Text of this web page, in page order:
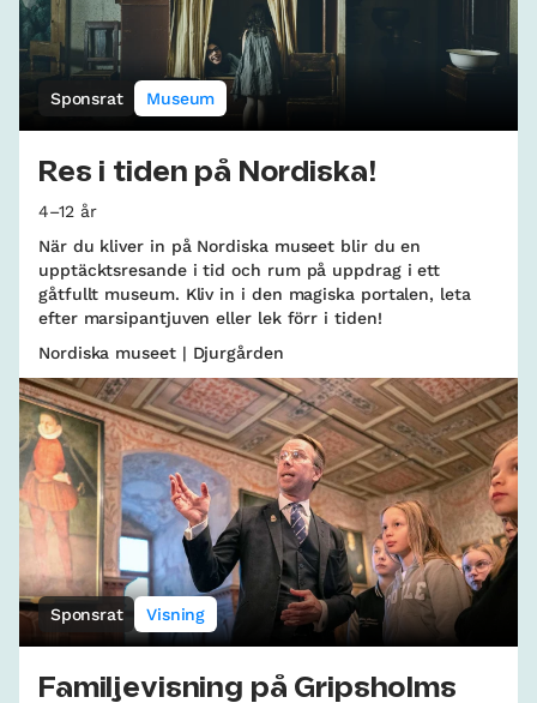
Sponsrat Museum
Res i tiden på Nordiska!
4–12 år
När du kliver in på Nordiska museet blir du en
upptäcktsresande i tid och rum på uppdrag i ett
gåtfullt museum. Kliv in i den magiska portalen, leta
efter marsipantjuven eller lek förr i tiden!
Nordiska museet | Djurgården
Sponsrat Visning
Familjevisning på Gripsholms